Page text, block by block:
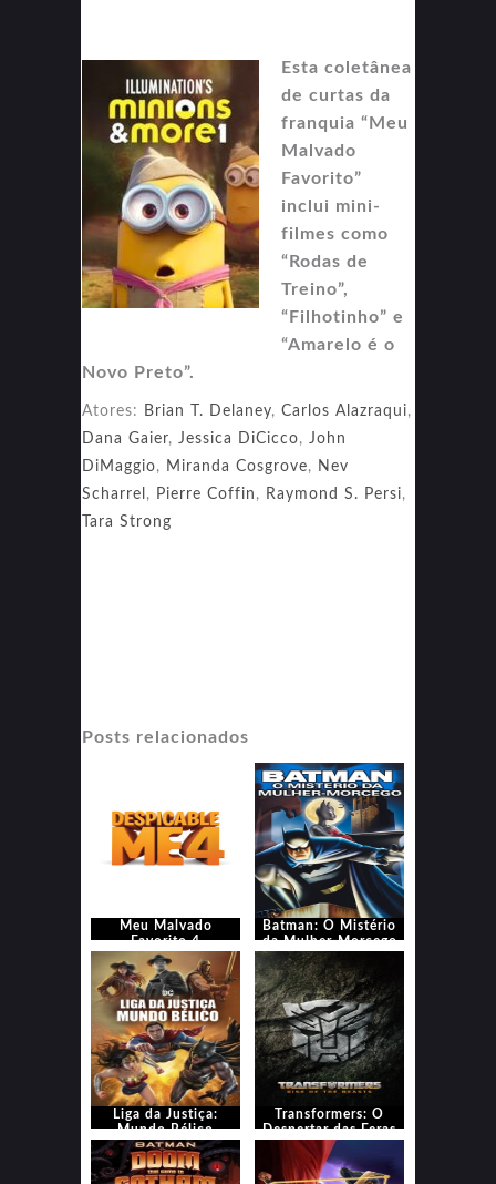
Esta coletânea
de curtas da
franquia “Meu
Malvado
Favorito”
inclui mini-
filmes como
“Rodas de
Treino”,
“Filhotinho” e
“Amarelo é o
Novo Preto”.
Atores: Brian T. Delaney, Carlos Alazraqui,
Dana Gaier, Jessica DiCicco, John
DiMaggio, Miranda Cosgrove, Nev
Scharrel , Pierre Coffin , Raymond S. Persi,
Tara Strong
Posts relacionados
Meu Malvado
Favorito 4
Batman: O Mistério
da Mulher-Morcego
Liga da Justiça:
Mundo Bélico
Transformers: O
Despertar das Feras